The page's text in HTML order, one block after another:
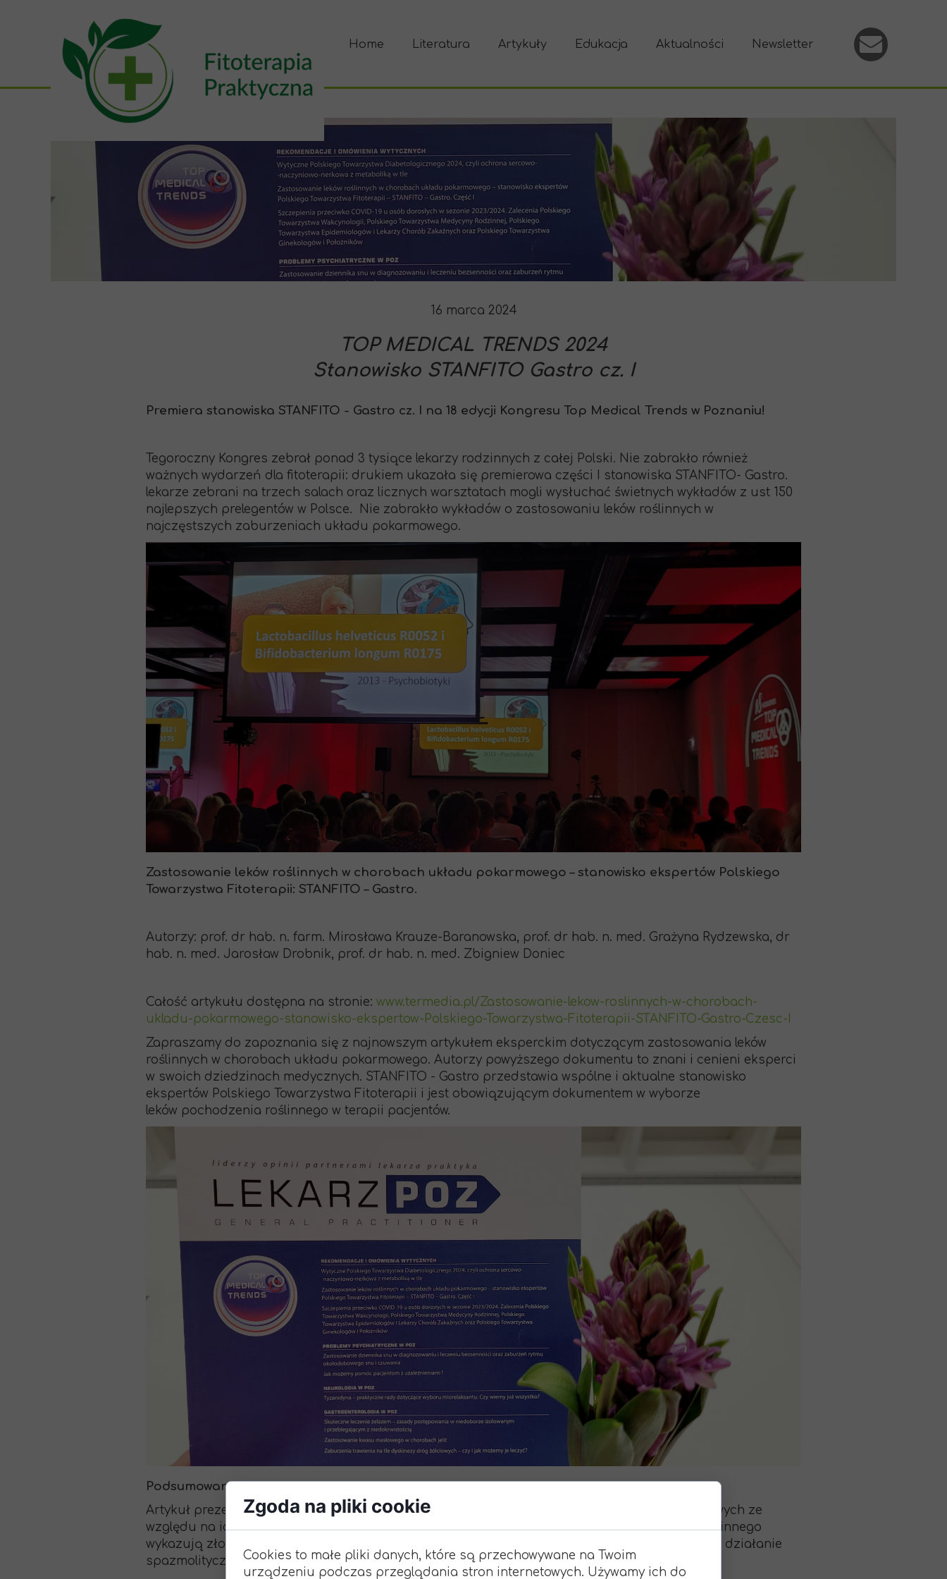
Home Literatura Artykuły Edukacja Aktualności Newsletter
16 marca 2024
TOP MEDICAL TRENDS 2024
Stanowisko STANFITO Gastro cz. I
Premiera stanowiska STANFITO - Gastro cz. I na 18 edycji Kongresu Top Medical Trends w Poznaniu!
Tegoroczny Kongres zebrał ponad 3 tysiące lekarzy rodzinnych z całej Polski. Nie zabrakło również
ważnych wydarzeń dla fitoterapii: drukiem ukazała się premierowa części I stanowiska STANFITO- Gastro.
lekarze zebrani na trzech salach oraz licznych warsztatach mogli wysłuchać świetnych wykładów z ust 150
najlepszych prelegentów w Polsce. Nie zabrakło wykładów o zastosowaniu leków roślinnych w
najczęstszych zaburzeniach układu pokarmowego.
Zastosowanie leków roślinnych w chorobach układu pokarmowego – stanowisko ekspertów Polskiego
Towarzystwa Fitoterapii: STANFITO – Gastro.
Autorzy: prof. dr hab. n. farm. Mirosława Krauze-Baranowska, prof. dr hab. n. med. Grażyna Rydzewska, dr
hab. n. med. Jarosław Drobnik, prof. dr hab. n. med. Zbigniew Doniec
Całość artykułu dostępna na stronie: www.termedia.pl/Zastosowanie-lekow-roslinnych-w-chorobach-
ukladu-pokarmowego-stanowisko-ekspertow-Polskiego-Towarzystwa-Fitoterapii-STANFITO-Gastro-Czesc-I
Zapraszamy do zapoznania się z najnowszym artykułem eksperckim dotyczącym zastosowania leków
roślinnych w chorobach układu pokarmowego. Autorzy powyższego dokumentu to znani i cenieni eksperci
w swoich dziedzinach medycznych. STANFITO - Gastro przedstawia wspólne i aktualne stanowisko
ekspertów Polskiego Towarzystwa Fitoterapii i jest obowiązującym dokumentem w wyborze
leków pochodzenia roślinnego w terapii pacjentów.
Podsumowanie:
Artykuł prezentuje zastosowanie leków roślinnych w leczeniu chorób wątroby oraz dróg żółciowych ze
względu na ich potwierdzone właściwości terapeutyczne. Produkty lecznicze pochodzenia roślinnego
wykazują złożone i wielokierunkowe działanie, obejmujące m.in. zwiększanie wydzielania żółci, działanie
spazmolityczne, ochronę wątroby oraz regenerację hepatocytów.
Zgoda na pliki cookie
Cookies to małe pliki danych, które są przechowywane na Twoim
urządzeniu podczas przeglądania stron internetowych. Używamy ich do